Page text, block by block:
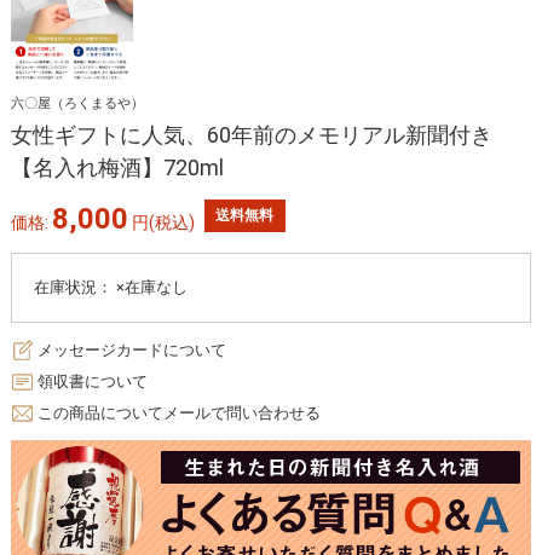
六〇屋（ろくまるや）
女性ギフトに人気、60年前のメモリアル新聞付き
【名入れ梅酒】720ml
価格: 8,000 円(税込) 送料無料
在庫状況：×在庫なし
メッセージカードについて
領収書について
この商品についてメールで問い合わせる